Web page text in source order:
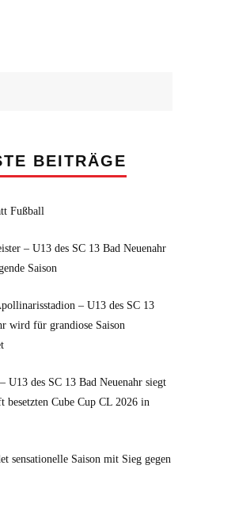
BEITRÄGE
Fußball
– U13 des SC 13 Bad Neuenahr
Saison
– U13 des SC 13
wird für grandiose Saison
U13 des SC 13 Bad Neuenahr siegt
besetzten Cube Cup CL 2026 in
sensationelle Saison mit Sieg gegen